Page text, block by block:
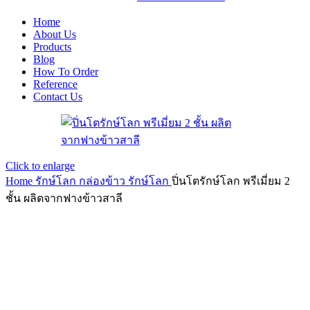
Home
About Us
Products
Blog
How To Order
Reference
Contact Us
Click to enlarge
Home รักษ์โลก กล่องข้าว รักษ์โลก ปิ่นโตรักษ์โลก พรีเมี่ยม 2
ชั้น ผลิตจากฟางข้าวสาลี